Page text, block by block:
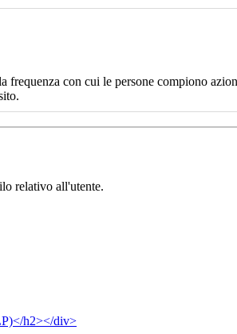
con cui le persone compiono
relativo all'utente.